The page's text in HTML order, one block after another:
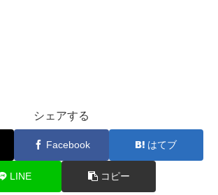
シェアする
Facebook はてブ
LINE コピー